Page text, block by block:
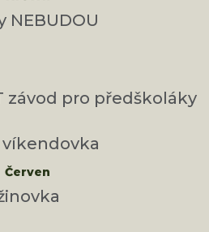
NEBUDOU
závod pro předškoláky
víkendovka
Červen